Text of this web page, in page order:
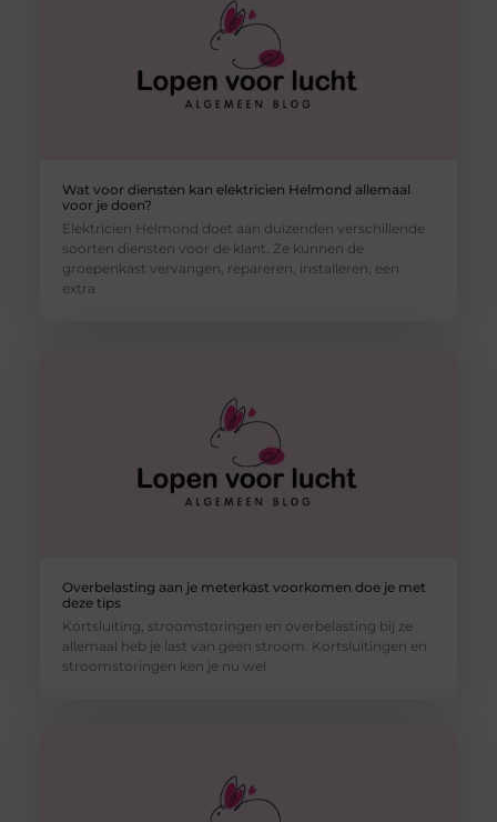
Wat voor diensten kan elektricien Helmond allemaal
voor je doen?
Elektricien Helmond doet aan duizenden verschillende
soorten diensten voor de klant. Ze kunnen de
groepenkast vervangen, repareren, installeren, een
extra
Overbelasting aan je meterkast voorkomen doe je met
deze tips
Kortsluiting, stroomstoringen en overbelasting bij ze
allemaal heb je last van geen stroom. Kortsluitingen en
stroomstoringen ken je nu wel